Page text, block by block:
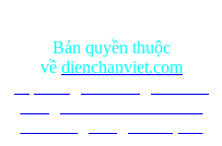
Bản quyền thuộc
về dienchanviet.com